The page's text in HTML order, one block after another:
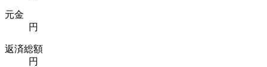
元金
円
返済総額
円